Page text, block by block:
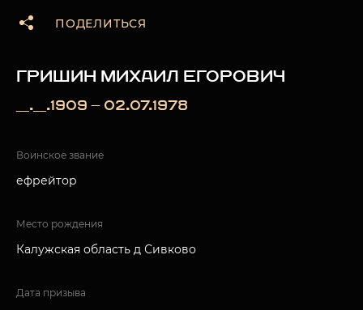
ПОДЕЛИТЬСЯ
ГРИШИН МИХАИЛ ЕГОРОВИЧ
__.__.1909 — 02.07.1978
Воинское звание
ефрейтор
Место рождения
Калужская область д Сивково
Дата призыва